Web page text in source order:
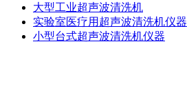
大型工业超声波清洗机
实验室医疗用超声波清洗机仪器
小型台式超声波清洗机仪器